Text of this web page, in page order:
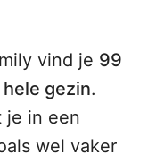
vind je 99
gezin.
je in een
wel vaker